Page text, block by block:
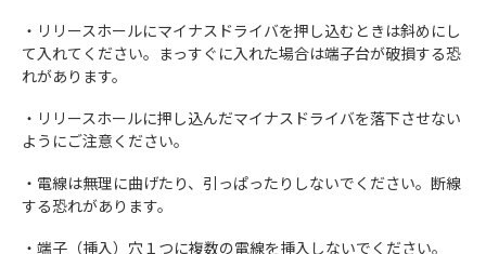
・リリースホールにマイナスドライバを押し込むときは斜めにし
て入れてください。まっすぐに入れた場合は端子台が破損する恐
れがあります。
・リリースホールに押し込んだマイナスドライバを落下させない
ようにご注意ください。
・電線は無理に曲げたり、引っぱったりしないでください。断線
する恐れがあります。
・端子（挿入）穴１つに複数の電線を挿入しないでください。